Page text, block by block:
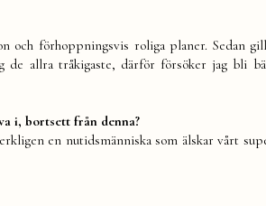
och förhoppningsvis roliga planer. Sedan
de allra tråkigaste, därför försöker jag bli
i, bortsett från denna?
en nutidsmänniska som älskar vårt